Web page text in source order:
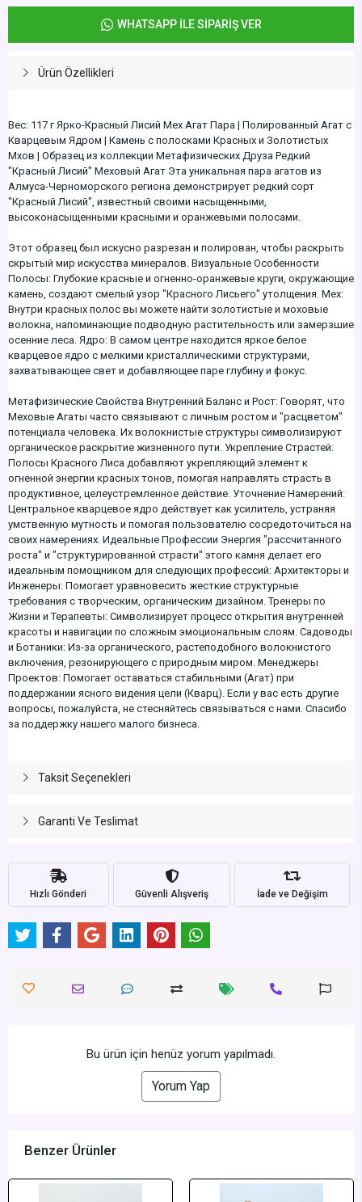
WHATSAPP İLE SİPARİŞ VER
Ürün Özellikleri
Вес: 117 г Ярко-Красный Лисий Мех Агат Пара | Полированный Агат с
Кварцевым Ядром | Камень с полосками Красных и Золотистых
Мхов | Образец из коллекции Метафизических Друза Редкий
"Красный Лисий" Меховый Агат Эта уникальная пара агатов из
Алмуса-Черноморского региона демонстрирует редкий сорт
"Красный Лисий", известный своими насыщенными,
высоконасыщенными красными и оранжевыми полосами.
Этот образец был искусно разрезан и полирован, чтобы раскрыть
скрытый мир искусства минералов. Визуальные Особенности
Полосы: Глубокие красные и огненно-оранжевые круги, окружающие
камень, создают смелый узор "Красного Лисьего" утолщения. Мех:
Внутри красных полос вы можете найти золотистые и моховые
волокна, напоминающие подводную растительность или замерзшие
осенние леса. Ядро: В самом центре находится яркое белое
кварцевое ядро с мелкими кристаллическими структурами,
захватывающее свет и добавляющее паре глубину и фокус.
Метафизические Свойства Внутренний Баланс и Рост: Говорят, что
Меховые Агаты часто связывают с личным ростом и "расцветом"
потенциала человека. Их волокнистые структуры символизируют
органическое раскрытие жизненного пути. Укрепление Страстей:
Полосы Красного Лиса добавляют укрепляющий элемент к
огненной энергии красных тонов, помогая направлять страсть в
продуктивное, целеустремленное действие. Уточнение Намерений:
Центральное кварцевое ядро действует как усилитель, устраняя
умственную мутность и помогая пользователю сосредоточиться на
своих намерениях. Идеальные Профессии Энергия "рассчитанного
роста" и "структурированной страсти" этого камня делает его
идеальным помощником для следующих профессий: Архитекторы и
Инженеры: Помогает уравновесить жесткие структурные
требования с творческим, органическим дизайном. Тренеры по
Жизни и Терапевты: Символизирует процесс открытия внутренней
красоты и навигации по сложным эмоциональным слоям. Садоводы
и Ботаники: Из-за органического, растеподобного волокнистого
включения, резонирующего с природным миром. Менеджеры
Проектов: Помогает оставаться стабильными (Агат) при
поддержании ясного видения цели (Кварц). Если у вас есть другие
вопросы, пожалуйста, не стесняйтесь связываться с нами. Спасибо
за поддержку нашего малого бизнеса.
Taksit Seçenekleri
Garanti Ve Teslimat
Hızlı Gönderi Güvenli Alışveriş İade ve Değişim
Bu ürün için henüz yorum yapılmadı.
Yorum Yap
Benzer Ürünler